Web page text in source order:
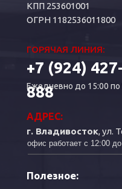
КПП 253601001
ОГРН 1182536011800
АДРЕС:
ГОРЯЧАЯ ЛИНИЯ:
г. Владивосток, ул.
офис работает с 12:00
+7 (924)
888
Ежедневно до 15:00
Полезное: